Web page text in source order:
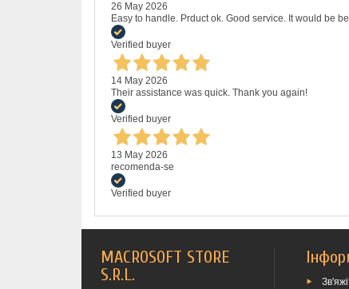
26 May 2026
Easy to handle. Prduct ok. Good service. It would be
Verified buyer
14 May 2026
Their assistance was quick. Thank you again!
Verified buyer
13 May 2026
recomenda-se
Verified buyer
MACROSOFT STORE
S.R.L.